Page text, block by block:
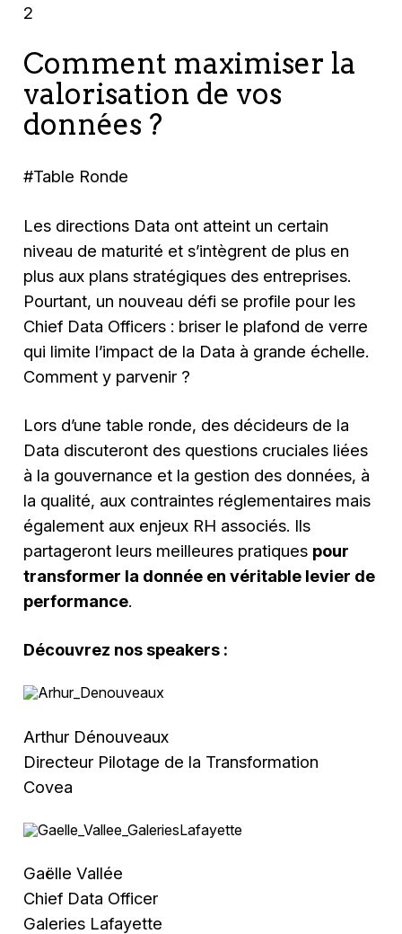
2
Comment maximiser la
valorisation de vos
données ?
#Table Ronde​
Les directions Data ont atteint un certain
niveau de maturité et s’intègrent de plus en
plus aux plans stratégiques des entreprises.
Pourtant, un nouveau défi se profile pour les
Chief Data Officers : briser le plafond de verre
qui limite l’impact de la Data à grande échelle.
Comment y parvenir ?
Lors d’une table ronde, des décideurs de la
Data discuteront des questions cruciales liées
à la gouvernance et la gestion des données, à
la qualité, aux contraintes réglementaires mais
également aux enjeux RH associés. Ils
partageront leurs meilleures pratiques pour
transformer la donnée en véritable levier de
performance.
Découvrez nos speakers :
Arthur Dénouveaux
Directeur Pilotage de la Transformation
Covea
Gaëlle Vallée
Chief Data Officer
Galeries Lafayette